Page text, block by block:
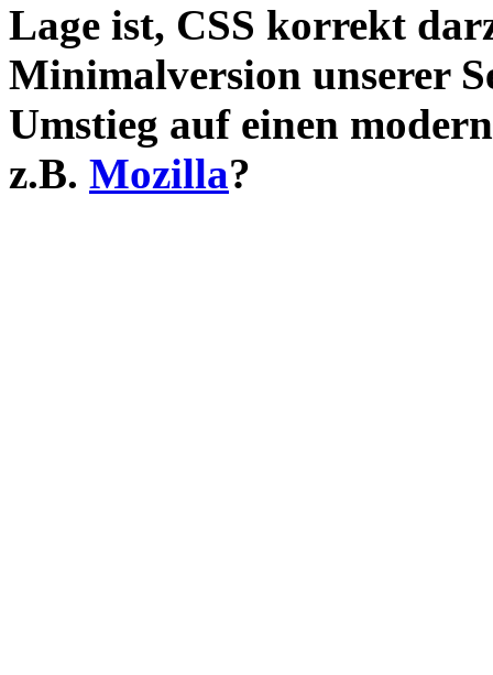
Lage ist, CSS korrekt
Minimalversion unserer
Umstieg auf einen
z.B. Mozilla?